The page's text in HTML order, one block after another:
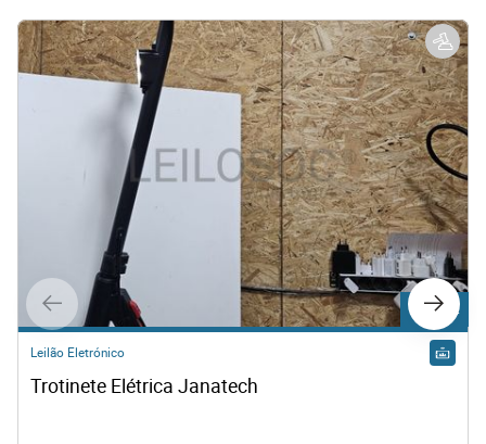
Lote 682
Leilão Eletrónico
Trotinete Elétrica Janatech